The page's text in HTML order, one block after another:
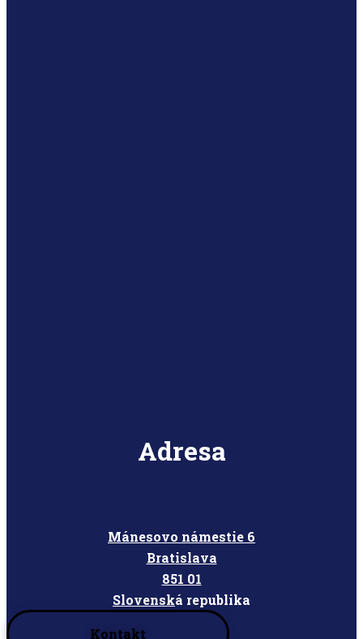
Adresa
Mánesovo námestie 6
Bratislava
851 01
Slovenská republika
Kontakt